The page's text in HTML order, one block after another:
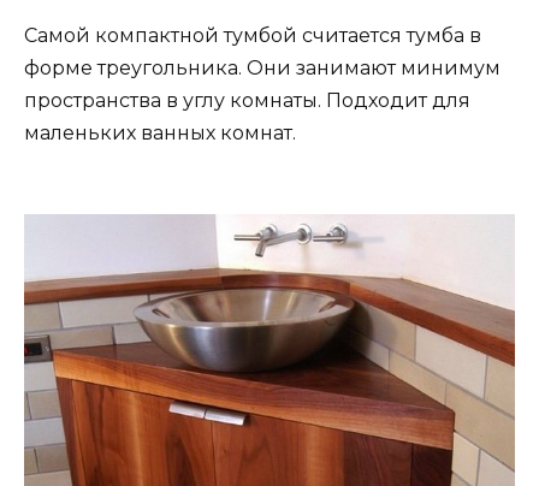
Самой компактной тумбой считается тумба в
форме треугольника. Они занимают минимум
пространства в углу комнаты. Подходит для
маленьких ванных комнат.